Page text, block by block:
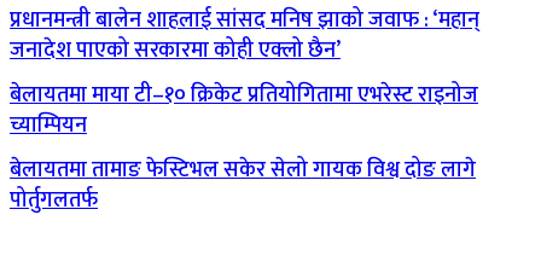
प्रधानमन्त्री बालेन शाहलाई सांसद मनिष झाको जवाफ : ‘महान्
जनादेश पाएको सरकारमा कोही एक्लो छैन’
बेलायतमा माया टी–१० क्रिकेट प्रतियोगितामा एभरेस्ट राइनोज
च्याम्पियन
बेलायतमा तामाङ फेस्टिभल सकेर सेलो गायक विश्व दोङ लागे
पोर्तुगलतर्फ